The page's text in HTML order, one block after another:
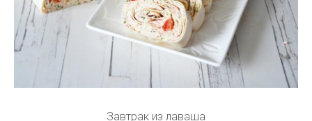
Завтрак из лаваша